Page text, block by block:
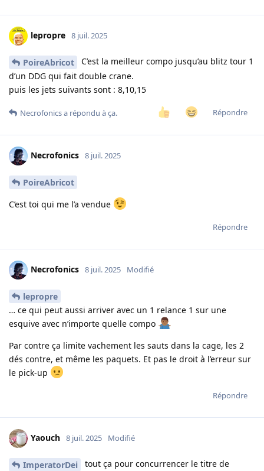
lepropre 8 juil. 2025
PoireAbricot
C’est la meilleur compo jusqu’au blitz tour 1
d’un DDG qui fait double crane.
puis les jets suivants sont : 8,10,15
Répondre
Necrofonicsa répondu à ça.
Necrofonics 8 juil. 2025
PoireAbricot
C’est toi qui me l’a vendue
Répondre
Necrofonics 8 juil. 2025 Modifié
lepropre
… ce qui peut aussi arriver avec un 1 relance 1 sur une
esquive avec n’importe quelle compo
Par contre ça limite vachement les sauts dans la cage, les 2
dés contre, et même les paquets. Et pas le droit à l’erreur sur
le pick-up
Répondre
Yaouch 8 juil. 2025 Modifié
ImperatorDei
tout ça pour concurrencer le titre de